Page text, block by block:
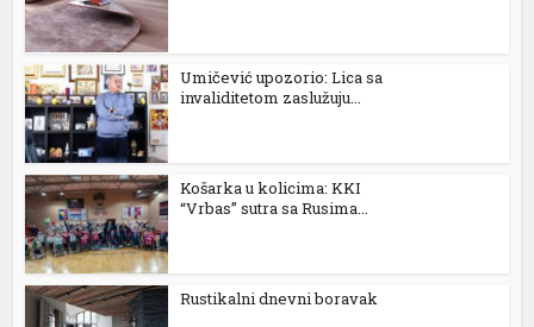
satın al
giriş
Umičević upozorio: Lica sa
invaliditetom zaslužuju...
Košarka u kolicima: KKI
“Vrbas” sutra sa Rusima...
Rustikalni dnevni boravak